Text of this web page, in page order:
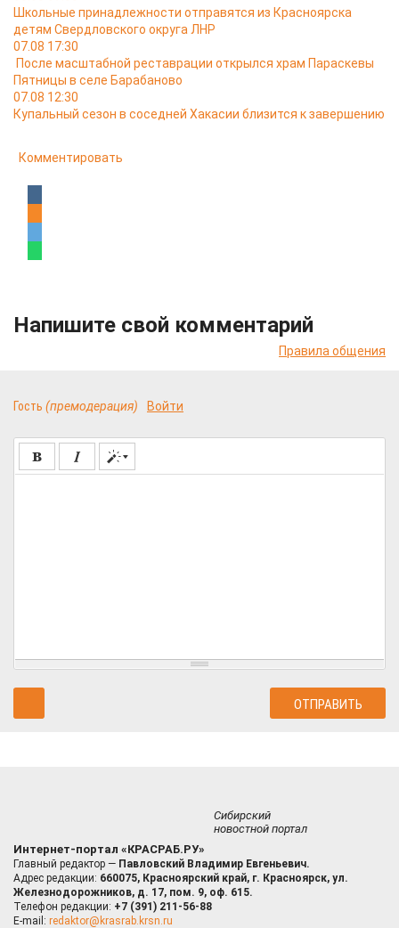
Школьные принадлежности отправятся из Красноярска
детям Свердловского округа ЛНР
07.08 17:30
После масштабной реставрации открылся храм Параскевы
Пятницы в селе Барабаново
07.08 12:30
Купальный сезон в соседней Хакасии близится к завершению
Комментировать
Напишите свой комментарий
Правила общения
Гость (премодерация) Войти
Сибирский
новостной портал
Интернет-портал «КРАСРАБ.РУ»
Главный редактор — Павловский Владимир Евгеньевич.
Адрес редакции: 660075, Красноярский край, г. Красноярск, ул.
Железнодорожников, д. 17, пом. 9, оф. 615.
Телефон редакции: +7 (391) 211-56-88
E-mail: redaktor@krasrab.krsn.ru